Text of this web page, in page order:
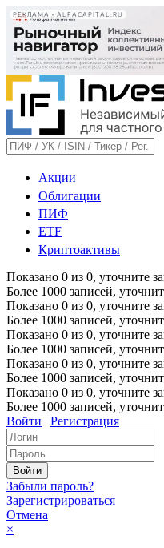
РЕКЛАМА • ALFACAPITAL.RU
Акции
Облигации
ПИФ
ETF
Криптоактивы
Показано 0 из 0, уточните
Более 1000 записей,
Показано 0 из 0, уточните
Более 1000 записей,
Показано 0 из 0, уточните
Более 1000 записей,
Показано 0 из 0, уточните
Более 1000 записей,
Показано 0 из 0, уточните
Более 1000 записей,
Войти | Регистрация
Забыли пароль?
Зарегистрироваться
Отмена
×